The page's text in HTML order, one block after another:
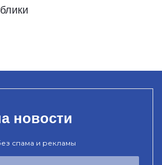
новости
спама и рекламы